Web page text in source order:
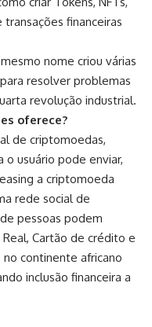
financeiras
nome criou várias
resolver problemas
revolução industrial.
oferece?
de criptomoedas,
o usuário pode enviar,
a criptomoeda
rede social de
pessoas podem
Cartão de crédito e
continente africano
inclusão financeira a